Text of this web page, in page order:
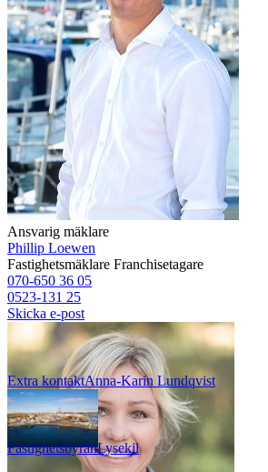
Ansvarig mäklare
Phillip Loewen
Fastighetsmäklare Franchisetagare
070-650 36 05
0523-131 25
Skicka e-post
Extra kontaktAnna-Karin Lundqvist
FastighetsbyrånLysekil